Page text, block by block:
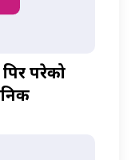
परेको